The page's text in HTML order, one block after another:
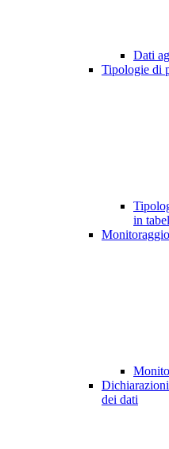
Dati
Tipologie di
in
dei dati